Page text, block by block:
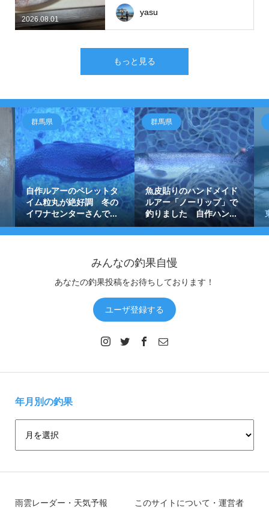
2026.08.01
yasu
もっと見る
群馬県
自作ルアーのペレットタ
イム粒丸が絶好調 冬の
イワナセンターさんで...
群馬県
魚皮貼りのハンドメイド
ルアー「ノーリップ」で
釣りました 自作ハン...
みんなの釣果自慢
あなたの釣果投稿をお待ちしております！
ユーザ登録する
年月別の釣果
雨雲レーダー・天気予報 このサイトについて・運営者